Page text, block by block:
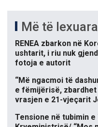
Më të
RENEA zbarkon në
ushtarit, i riu nuk
fotoja e autorit
“Më ngacmoi të
e fëmijërisë,
vrasjen e 21-vjeçarit
Tensione në tubimin